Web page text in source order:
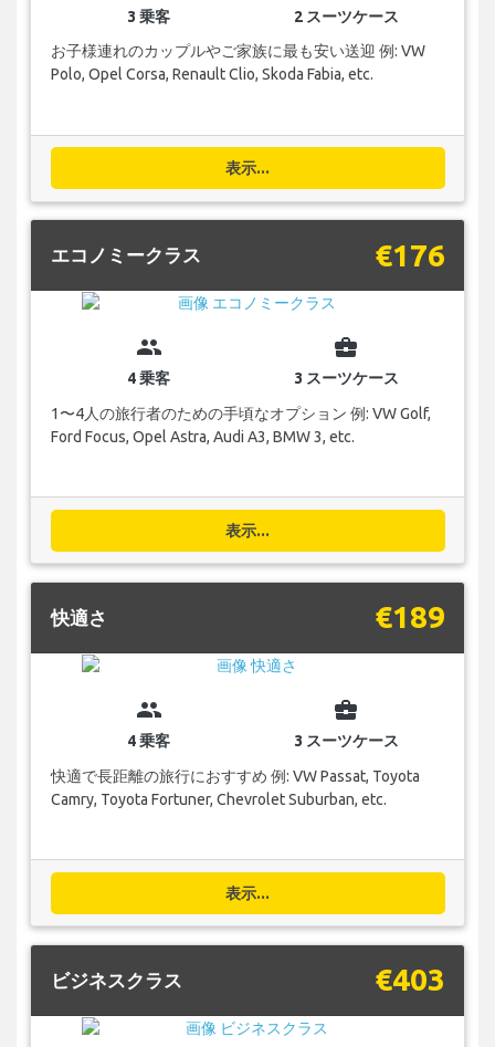
3 乗客
2 スーツケース
お子様連れのカップルやご家族に最も安い送迎 例: VW
Polo, Opel Corsa, Renault Clio, Skoda Fabia, etc.
表示...
エコノミークラス €176
group
4 乗客
business_center
3 スーツケース
1〜4人の旅行者のための手頃なオプション 例: VW Golf,
Ford Focus, Opel Astra, Audi A3, BMW 3, etc.
表示...
快適さ €189
group
4 乗客
business_center
3 スーツケース
快適で長距離の旅行におすすめ 例: VW Passat, Toyota
Camry, Toyota Fortuner, Chevrolet Suburban, etc.
表示...
ビジネスクラス €403